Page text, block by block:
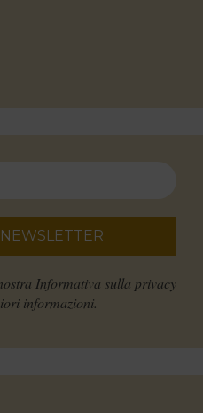
Informativa sulla privacy
informazioni.